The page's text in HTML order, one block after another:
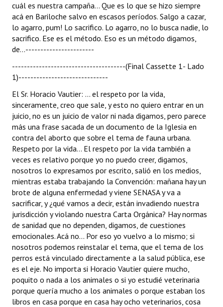
cuál es nuestra campaña... Que es lo que se hizo siempre
acá en Bariloche salvo en escasos períodos. Salgo a cazar,
lo agarro, pum! Lo sacrifico. Lo agarro, no lo busca nadie, lo
sacrifico. Ese es el método. Eso es un método digamos,
de...-----------------------
--------------------------------------(Final Cassette 1- Lado
1)------------------------------
El Sr. Horacio Vautier: ... el respeto por la vida,
sinceramente, creo que sale, y esto no quiero entrar en un
juicio, no es un juicio de valor ni nada digamos, pero parece
más una frase sacada de un documento de la Iglesia en
contra del aborto que sobre el tema de fauna urbana.
Respeto por la vida... El respeto por la vida también a
veces es relativo porque yo no puedo creer, digamos,
nosotros lo expresamos por escrito, salió en los medios,
mientras estaba trabajando la Convención: mañana hay un
brote de alguna enfermedad y viene SENASA y va a
sacrificar, y ¿qué vamos a decir, están invadiendo nuestra
jurisdicción y violando nuestra Carta Orgánica? Hay normas
de sanidad que no dependen, digamos, de cuestiones
emocionales. Acá no... Por eso yo vuelvo a lo mismo; si
nosotros podemos reinstalar el tema, que el tema de los
perros está vinculado directamente a la salud pública, ese
es el eje. No importa si Horacio Vautier quiere mucho,
poquito o nada a los animales o si yo estudié veterinaria
porque quería mucho a los animales o porque estaban los
libros en casa porque en casa hay ocho veterinarios, cosa